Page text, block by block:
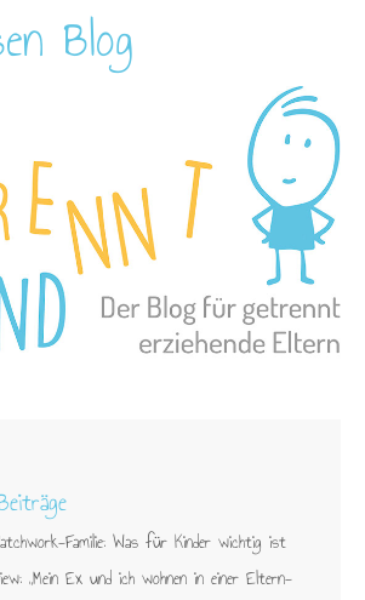
Blog
Familie: Was für Kinder wichtig ist
„Mein Ex und ich wohnen in einer Eltern-